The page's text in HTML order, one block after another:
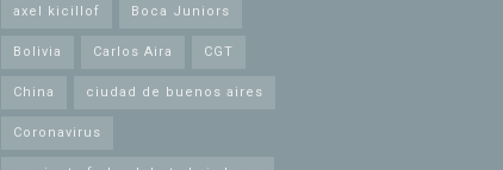
axel kicillof Boca Juniors
Bolivia Carlos Aira CGT
China ciudad de buenos aires
Coronavirus